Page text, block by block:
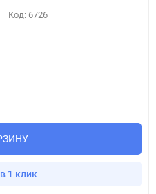
Код: 6726
1 клик